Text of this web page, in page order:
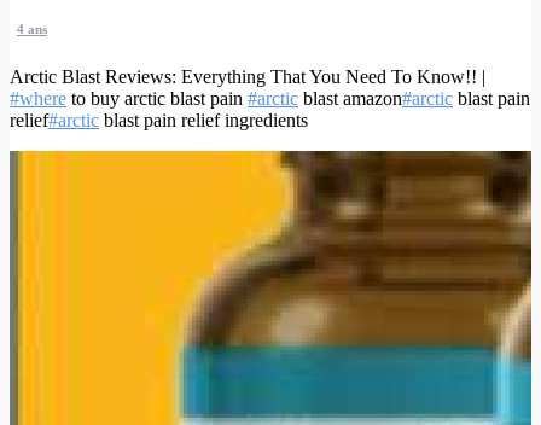
4 ans
Arctic Blast Reviews: Everything That You Need To Know!! |
#where to buy arctic blast pain #arctic blast amazon#arctic blast pain
relief#arctic blast pain relief ingredients